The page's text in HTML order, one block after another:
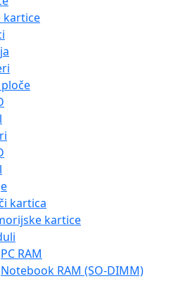
kartice
kartica
kartice
PC RAM
Notebook RAM (SO-DIMM)